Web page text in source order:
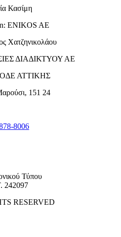
Κασίμη
ENIKOS AE
Χατζηνικολάου
ΔΙΑΔΙΚΤΥΟΥ ΑΕ
ΑΤΤΙΚΗΣ
151 24
8006
Τύπου
242097
RESERVED